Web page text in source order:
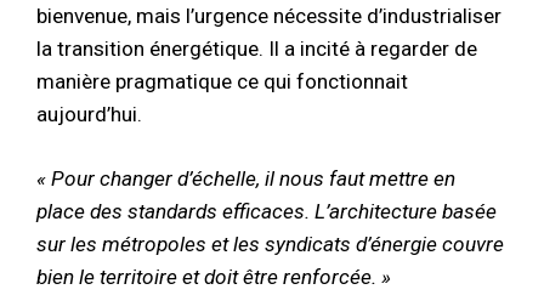
bienvenue, mais l’urgence nécessite d’industrialiser
la transition énergétique. Il a incité à regarder de
manière pragmatique ce qui fonctionnait
aujourd’hui.
« Pour changer d’échelle, il nous faut mettre en
place des standards efficaces. L’architecture basée
sur les métropoles et les syndicats d’énergie couvre
bien le territoire et doit être renforcée. »